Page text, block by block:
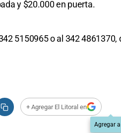
y $20.000 en puerta.
5150965 o al 342 4861370,
+ Agregar El Litoral en
Agregar